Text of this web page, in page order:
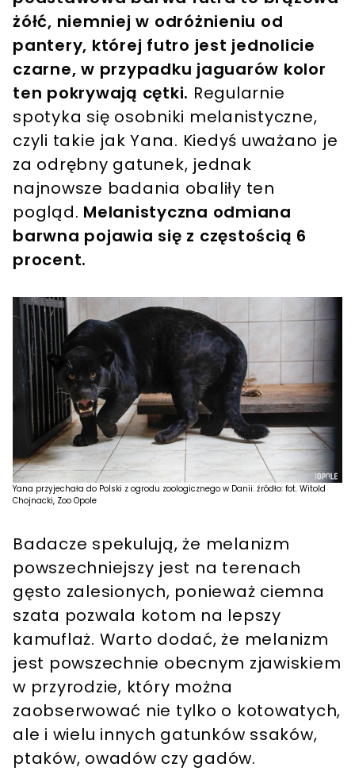
żółć, niemniej w odróżnieniu od
pantery, której futro jest jednolicie
czarne, w przypadku jaguarów kolor
ten pokrywają cętki. Regularnie
spotyka się osobniki melanistyczne,
czyli takie jak Yana. Kiedyś uważano je
za odrębny gatunek, jednak
najnowsze badania obaliły ten
pogląd. Melanistyczna odmiana
barwna pojawia się z częstością 6
procent.
Yana przyjechała do Polski z ogrodu zoologicznego w Danii. źródło: fot. Witold
Chojnacki, Zoo Opole
Badacze spekulują, że melanizm
powszechniejszy jest na terenach
gęsto zalesionych, ponieważ ciemna
szata pozwala kotom na lepszy
kamuflaż. Warto dodać, że melanizm
jest powszechnie obecnym zjawiskiem
w przyrodzie, który można
zaobserwować nie tylko o kotowatych,
ale i wielu innych gatunków ssaków,
ptaków, owadów czy gadów.